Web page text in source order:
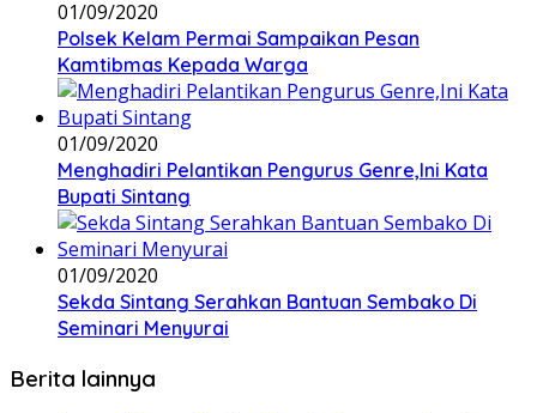
01/09/2020
Polsek Kelam Permai Sampaikan Pesan
Kamtibmas Kepada Warga
01/09/2020
Menghadiri Pelantikan Pengurus Genre,Ini Kata
Bupati Sintang
01/09/2020
Sekda Sintang Serahkan Bantuan Sembako Di
Seminari Menyurai
Berita lainnya